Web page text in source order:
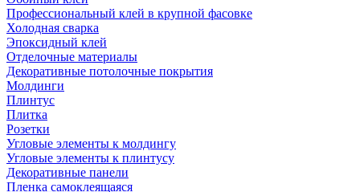
Профессиональный клей в крупной фасовке
Холодная сварка
Эпоксидный клей
Отделочные материалы
Декоративные потолочные покрытия
Молдинги
Плинтус
Плитка
Розетки
Угловые элементы к молдингу
Угловые элементы к плинтусу
Декоративные панели
Пленка самоклеящаяся